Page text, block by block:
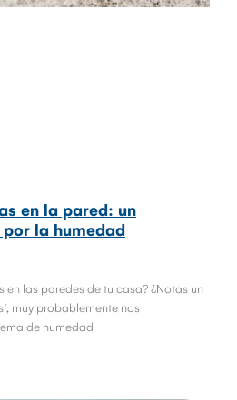
en la pared: un
la humedad
en las paredes de tu casa? ¿Notas un
muy probablemente nos
de humedad